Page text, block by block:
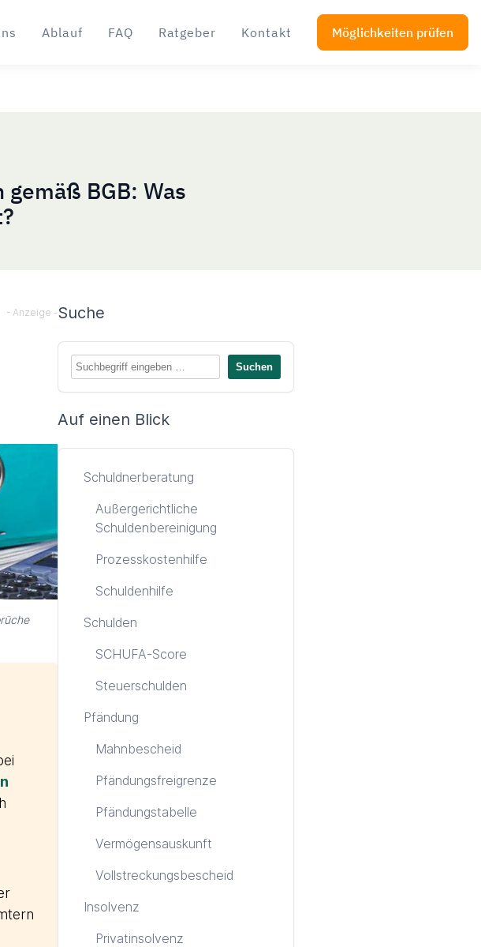
Ablauf FAQ Ratgeber Kontakt Möglichkeiten prüfen
BGB: Was
Sidebar
Suche
Auf einen Blick
Schuldnerberatung
Außergerichtliche
Schuldenbereinigung
Prozesskostenhilfe
Schuldenhilfe
Schulden
SCHUFA-Score
Steuerschulden
Pfändung
Mahnbescheid
Pfändungsfreigrenze
Pfändungstabelle
Vermögensauskunft
Vollstreckungsbescheid
Insolvenz
Privatinsolvenz